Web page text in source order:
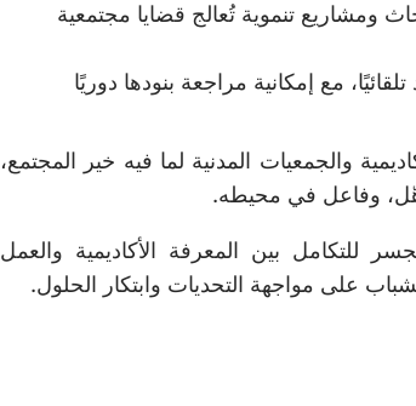
ومشاريع تنموية تُعالج قضايا مجتمعية
مع إمكانية مراجعة بنودها دوريًا
والجمعيات المدنية لما فيه خير المجتمع،
وفاعل في محيطه.
للتكامل بين المعرفة الأكاديمية والعمل
على مواجهة التحديات وابتكار الحلول.